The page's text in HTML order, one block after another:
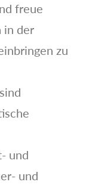
freue
in der
zu
und
und